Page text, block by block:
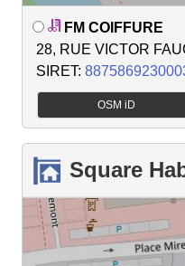
FM COIFFURE
28, RUE VICTOR
SIRET:
OSM iD
Square